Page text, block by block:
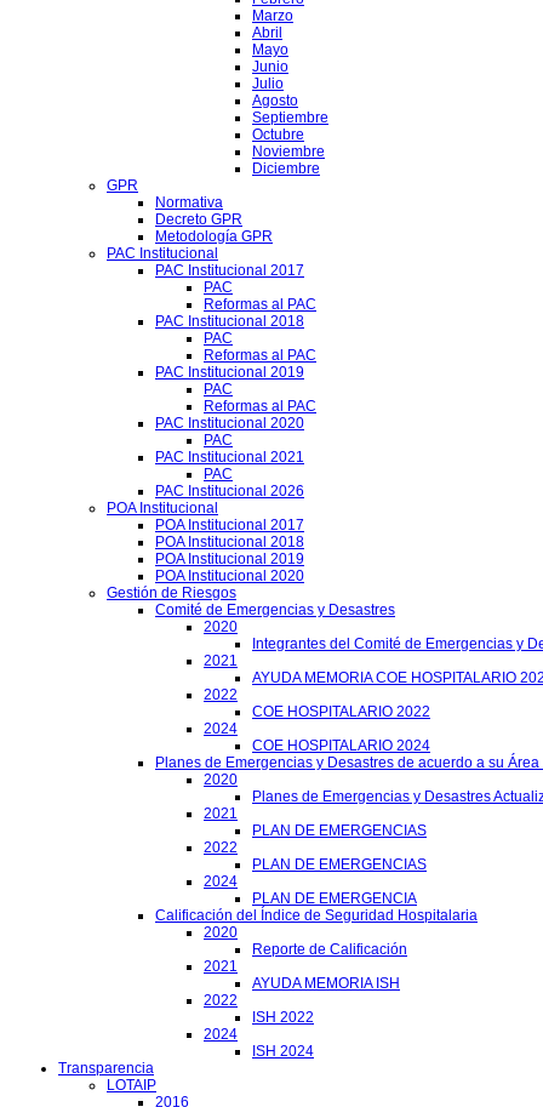
Marzo
Abril
Mayo
Junio
Julio
Agosto
Septiembre
Octubre
Noviembre
Diciembre
GPR
Normativa
Decreto GPR
Metodología GPR
PAC Institucional
PAC Institucional 2017
PAC
Reformas al PAC
PAC Institucional 2018
PAC
Reformas al PAC
PAC Institucional 2019
PAC
Reformas al PAC
PAC Institucional 2020
PAC
PAC Institucional 2021
PAC
PAC Institucional 2026
POA Institucional
POA Institucional 2017
POA Institucional 2018
POA Institucional 2019
POA Institucional 2020
Gestión de Riesgos
Comité de Emergencias y Desastres
2020
Integrantes del Comité de Emergencias y
2021
AYUDA MEMORIA COE HOSPITALARIO
2022
COE HOSPITALARIO 2022
2024
COE HOSPITALARIO 2024
Planes de Emergencias y Desastres de acuerdo a su
2020
Planes de Emergencias y Desastres
2021
PLAN DE EMERGENCIAS
2022
PLAN DE EMERGENCIAS
2024
PLAN DE EMERGENCIA
Calificación del Índice de Seguridad Hospitalaria
2020
Reporte de Calificación
2021
AYUDA MEMORIA ISH
2022
ISH 2022
2024
ISH 2024
Transparencia
LOTAIP
2016